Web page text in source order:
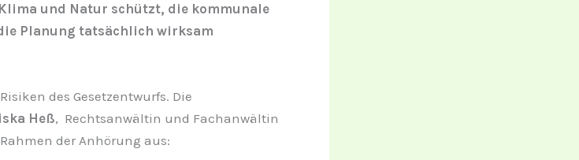
und Natur schützt, die kommunale
Planung tatsächlich wirksam
des Gesetzentwurfs. Die
Heß, Rechtsanwältin und Fachanwältin
der Anhörung aus: